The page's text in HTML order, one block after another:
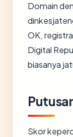
Domain
OK,
Digital
biasanya
Skor